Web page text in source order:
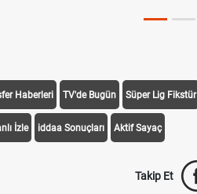
Haberleri TV'de Bugün Süper Lig Fikstür
İzle iddaa Sonuçları Aktif Sayaç
Takip Et